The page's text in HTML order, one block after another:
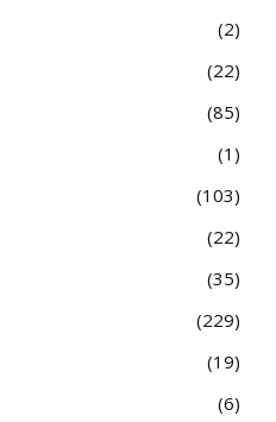
2
22
85
1
103
22
35
229
19
6